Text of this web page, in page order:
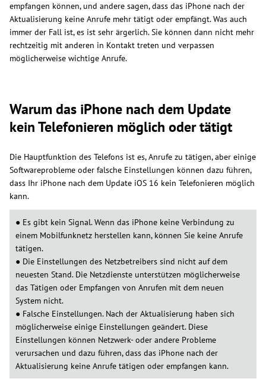
empfangen können, und andere sagen, dass das iPhone nach der
Aktualisierung keine Anrufe mehr tätigt oder empfängt. Was auch
immer der Fall ist, es ist sehr ärgerlich. Sie können dann nicht mehr
rechtzeitig mit anderen in Kontakt treten und verpassen
möglicherweise wichtige Anrufe.
Warum das iPhone nach dem Update
kein Telefonieren möglich oder tätigt
Die Hauptfunktion des Telefons ist es, Anrufe zu tätigen, aber einige
Softwareprobleme oder falsche Einstellungen können dazu führen,
dass Ihr iPhone nach dem Update iOS 16 kein Telefonieren möglich
kann.
● Es gibt kein Signal. Wenn das iPhone keine Verbindung zu
einem Mobilfunknetz herstellen kann, können Sie keine Anrufe
tätigen.
● Die Einstellungen des Netzbetreibers sind nicht auf dem
neuesten Stand. Die Netzdienste unterstützen möglicherweise
das Tätigen oder Empfangen von Anrufen mit dem neuen
System nicht.
● Falsche Einstellungen. Nach der Aktualisierung haben sich
möglicherweise einige Einstellungen geändert. Diese
Einstellungen können Netzwerk- oder andere Probleme
verursachen und dazu führen, dass das iPhone nach der
Aktualisierung keine Anrufe tätigen oder empfangen kann.